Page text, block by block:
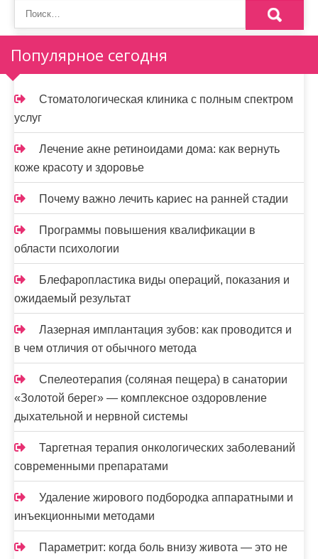
Популярное сегодня
Стоматологическая клиника с полным спектром
услуг
Лечение акне ретиноидами дома: как вернуть
коже красоту и здоровье
Почему важно лечить кариес на ранней стадии
Программы повышения квалификации в
области психологии
Блефаропластика виды операций, показания и
ожидаемый результат
Лазерная имплантация зубов: как проводится и
в чем отличия от обычного метода
Спелеотерапия (соляная пещера) в санатории
«Золотой берег» — комплексное оздоровление
дыхательной и нервной системы
Таргетная терапия онкологических заболеваний
современными препаратами
Удаление жирового подбородка аппаратными и
инъекционными методами
Параметрит: когда боль внизу живота — это не